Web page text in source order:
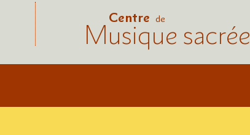
Centre de
Musique sacrée